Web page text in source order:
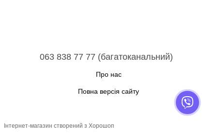
063 838 77 77 (багатоканальний)
Про нас
Повна версія сайту
Інтернет-магазин створений з Хорошоп